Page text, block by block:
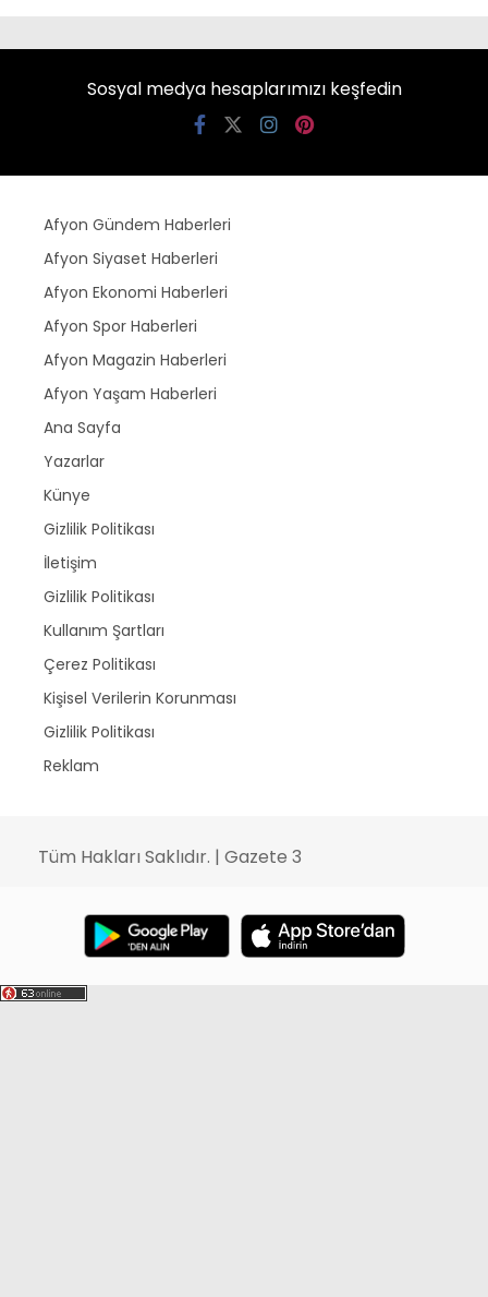
Sosyal medya hesaplarımızı keşfedin
Afyon Gündem Haberleri
Afyon Siyaset Haberleri
Afyon Ekonomi Haberleri
Afyon Spor Haberleri
Afyon Magazin Haberleri
Afyon Yaşam Haberleri
Ana Sayfa
Yazarlar
Künye
Gizlilik Politikası
İletişim
Gizlilik Politikası
Kullanım Şartları
Çerez Politikası
Kişisel Verilerin Korunması
Gizlilik Politikası
Reklam
Tüm Hakları Saklıdır. | Gazete 3